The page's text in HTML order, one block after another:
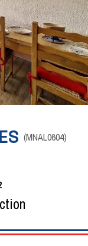
(MNAL0604)